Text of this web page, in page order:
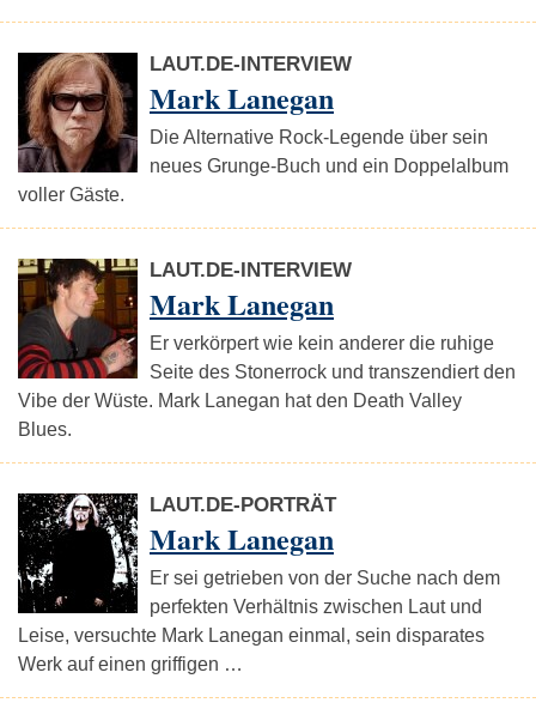
LAUT.DE-INTERVIEW
Mark Lanegan
Die Alternative Rock-Legende über sein
neues Grunge-Buch und ein Doppelalbum
voller Gäste.
LAUT.DE-INTERVIEW
Mark Lanegan
Er verkörpert wie kein anderer die ruhige
Seite des Stonerrock und transzendiert den
Vibe der Wüste. Mark Lanegan hat den Death Valley
Blues.
LAUT.DE-PORTRÄT
Mark Lanegan
Er sei getrieben von der Suche nach dem
perfekten Verhältnis zwischen Laut und
Leise, versuchte Mark Lanegan einmal, sein disparates
Werk auf einen griffigen …